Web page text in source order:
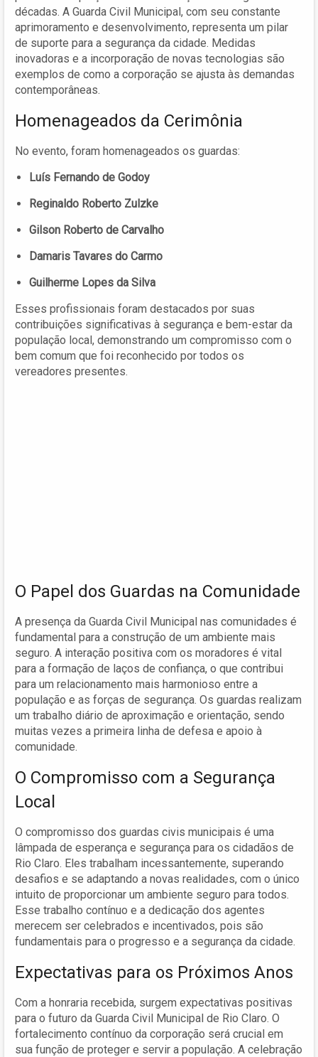
décadas. A Guarda Civil Municipal, com seu constante
aprimoramento e desenvolvimento, representa um pilar
de suporte para a segurança da cidade. Medidas
inovadoras e a incorporação de novas tecnologias são
exemplos de como a corporação se ajusta às demandas
contemporâneas.
Homenageados da Cerimônia
No evento, foram homenageados os guardas:
Luís Fernando de Godoy
Reginaldo Roberto Zulzke
Gilson Roberto de Carvalho
Damaris Tavares do Carmo
Guilherme Lopes da Silva
Esses profissionais foram destacados por suas
contribuições significativas à segurança e bem-estar da
população local, demonstrando um compromisso com o
bem comum que foi reconhecido por todos os
vereadores presentes.
O Papel dos Guardas na Comunidade
A presença da Guarda Civil Municipal nas comunidades é
fundamental para a construção de um ambiente mais
seguro. A interação positiva com os moradores é vital
para a formação de laços de confiança, o que contribui
para um relacionamento mais harmonioso entre a
população e as forças de segurança. Os guardas realizam
um trabalho diário de aproximação e orientação, sendo
muitas vezes a primeira linha de defesa e apoio à
comunidade.
O Compromisso com a Segurança
Local
O compromisso dos guardas civis municipais é uma
lâmpada de esperança e segurança para os cidadãos de
Rio Claro. Eles trabalham incessantemente, superando
desafios e se adaptando a novas realidades, com o único
intuito de proporcionar um ambiente seguro para todos.
Esse trabalho contínuo e a dedicação dos agentes
merecem ser celebrados e incentivados, pois são
fundamentais para o progresso e a segurança da cidade.
Expectativas para os Próximos Anos
Com a honraria recebida, surgem expectativas positivas
para o futuro da Guarda Civil Municipal de Rio Claro. O
fortalecimento contínuo da corporação será crucial em
sua função de proteger e servir a população. A celebração